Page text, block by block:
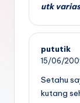
utk
pututik
15/06/
Setahu
kutang